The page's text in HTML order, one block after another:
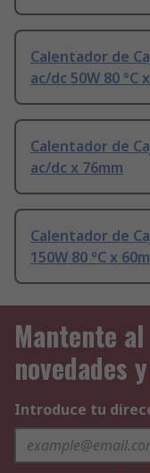
Calentador de
ac/dc 50W 80 °C
Calentador de
ac/dc x 76mm
Calentador de
150W 80 °C x
Mantente
novedades
Introduce tu